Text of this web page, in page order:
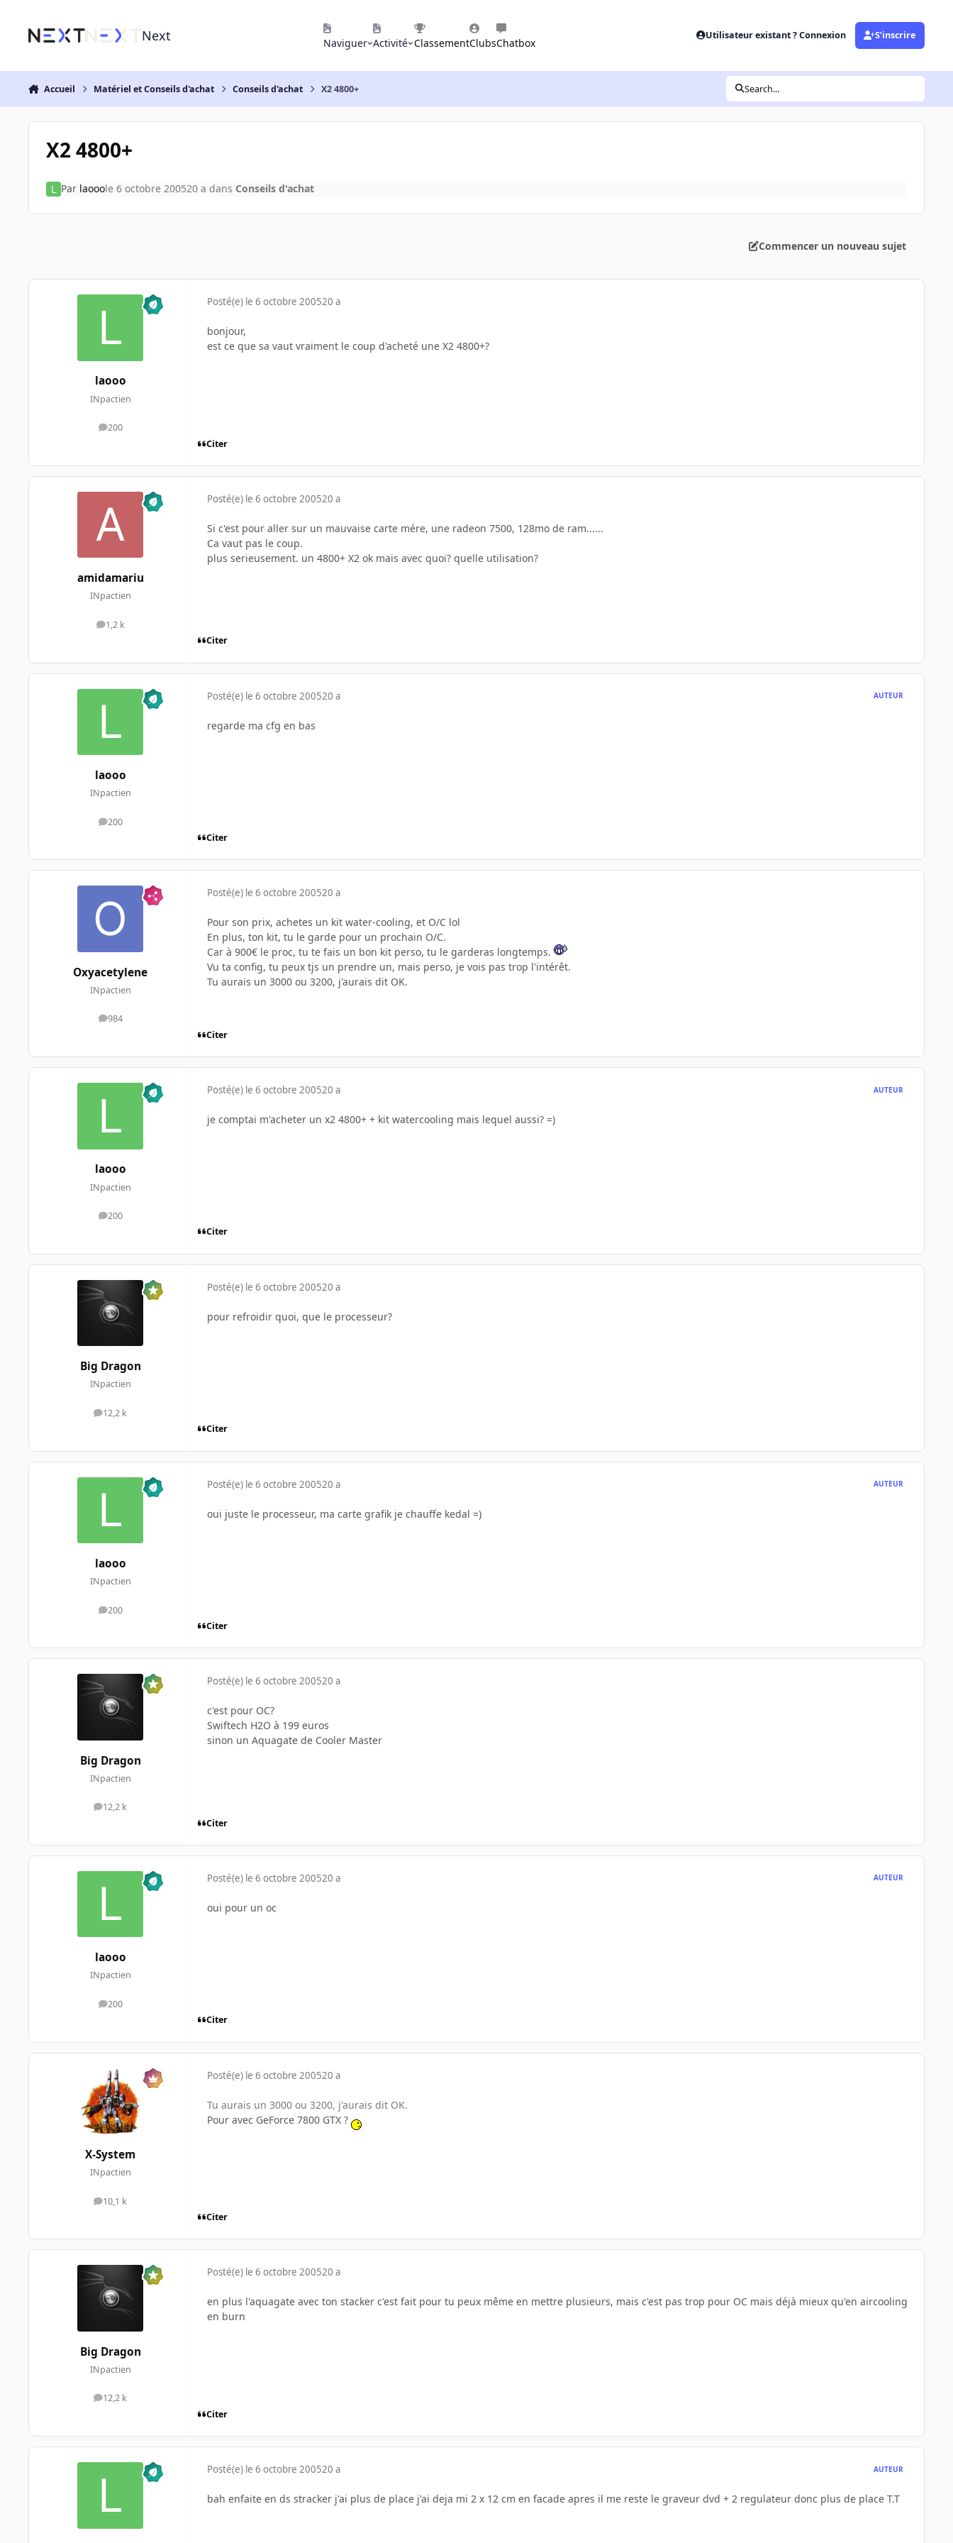
Next Naviguer Activité ClassementClubsChatbox
Utilisateur existant ? Connexion S’inscrire
Accueil Matériel et Conseils d'achat Conseils d'achat X2 4800+ Search...
X2 4800+
Par laooole 6 octobre 200520 a dans Conseils d'achat
Commencer un nouveau sujet
laooo
INpactien
200
messages
Posté(e) le 6 octobre 200520 a
bonjour,
est ce que sa vaut vraiment le coup d'acheté une X2 4800+?
Citer
amidamariu
INpactien
1,2 k
messages
Posté(e) le 6 octobre 200520 a
Si c'est pour aller sur un mauvaise carte mére, une radeon 7500, 128mo de ram......
Ca vaut pas le coup.
plus serieusement. un 4800+ X2 ok mais avec quoi? quelle utilisation?
Citer
laooo
INpactien
200
messages
Posté(e) le 6 octobre 200520 a AUTEUR
regarde ma cfg en bas
Citer
Oxyacetylene
INpactien
984
messages
Posté(e) le 6 octobre 200520 a
Pour son prix, achetes un kit water-cooling, et O/C lol
En plus, ton kit, tu le garde pour un prochain O/C.
Car à 900€ le proc, tu te fais un bon kit perso, tu le garderas longtemps.
Vu ta config, tu peux tjs un prendre un, mais perso, je vois pas trop l'intérêt.
Tu aurais un 3000 ou 3200, j'aurais dit OK.
Citer
laooo
INpactien
200
messages
Posté(e) le 6 octobre 200520 a AUTEUR
je comptai m'acheter un x2 4800+ + kit watercooling mais lequel aussi? =)
Citer
Big Dragon
INpactien
12,2 k
messages
Posté(e) le 6 octobre 200520 a
pour refroidir quoi, que le processeur?
Citer
laooo
INpactien
200
messages
Posté(e) le 6 octobre 200520 a AUTEUR
oui juste le processeur, ma carte grafik je chauffe kedal =)
Citer
Big Dragon
INpactien
12,2 k
messages
Posté(e) le 6 octobre 200520 a
c'est pour OC?
Swiftech H2O à 199 euros
sinon un Aquagate de Cooler Master
Citer
laooo
INpactien
200
messages
Posté(e) le 6 octobre 200520 a AUTEUR
oui pour un oc
Citer
X-System
INpactien
10,1 k
messages
Posté(e) le 6 octobre 200520 a
Tu aurais un 3000 ou 3200, j'aurais dit OK.
Pour avec GeForce 7800 GTX ?
Citer
Big Dragon
INpactien
12,2 k
messages
Posté(e) le 6 octobre 200520 a
en plus l'aquagate avec ton stacker c'est fait pour tu peux même en mettre plusieurs, mais c'est pas trop pour OC mais déjà mieux qu'en aircooling
en burn
Citer
Posté(e) le 6 octobre 200520 a AUTEUR
bah enfaite en ds stracker j'ai plus de place j'ai deja mi 2 x 12 cm en facade apres il me reste le graveur dvd + 2 regulateur donc plus de place T.T